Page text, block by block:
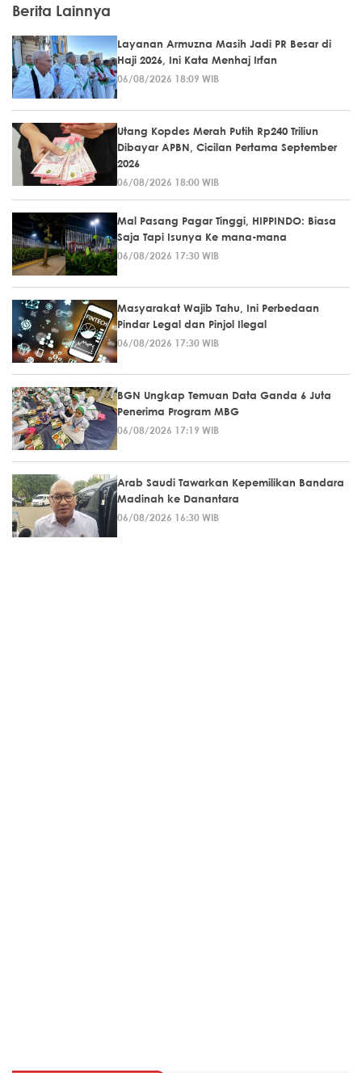
Berita Lainnya
Layanan Armuzna Masih Jadi PR Besar di
Haji 2026, Ini Kata Menhaj Irfan
06/08/2026 18:09 WIB
Utang Kopdes Merah Putih Rp240 Triliun
Dibayar APBN, Cicilan Pertama September
2026
06/08/2026 18:00 WIB
Mal Pasang Pagar Tinggi, HIPPINDO: Biasa
Saja Tapi Isunya Ke mana-mana
06/08/2026 17:30 WIB
Masyarakat Wajib Tahu, Ini Perbedaan
Pindar Legal dan Pinjol Ilegal
06/08/2026 17:30 WIB
BGN Ungkap Temuan Data Ganda 6 Juta
Penerima Program MBG
06/08/2026 17:19 WIB
Arab Saudi Tawarkan Kepemilikan Bandara
Madinah ke Danantara
06/08/2026 16:30 WIB